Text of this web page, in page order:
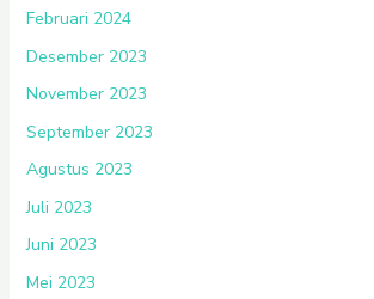
Februari 2024
Desember 2023
November 2023
September 2023
Agustus 2023
Juli 2023
Juni 2023
Mei 2023